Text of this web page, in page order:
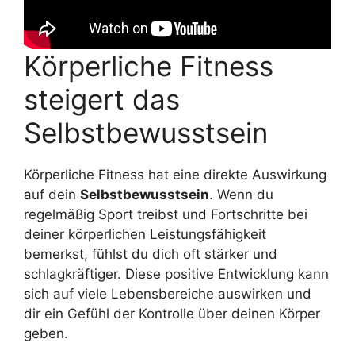
Körperliche Fitness
steigert das
Selbstbewusstsein
Körperliche Fitness hat eine direkte Auswirkung
auf dein Selbstbewusstsein. Wenn du
regelmäßig Sport treibst und Fortschritte bei
deiner körperlichen Leistungsfähigkeit
bemerkst, fühlst du dich oft stärker und
schlagkräftiger. Diese positive Entwicklung kann
sich auf viele Lebensbereiche auswirken und
dir ein Gefühl der Kontrolle über deinen Körper
geben.